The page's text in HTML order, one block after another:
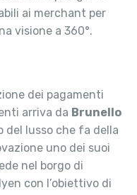
ai merchant per
visione a 360°.
dei pagamenti
arriva da Brunello
del lusso che fa della
uno dei suoi
nel borgo di
con l’obiettivo di